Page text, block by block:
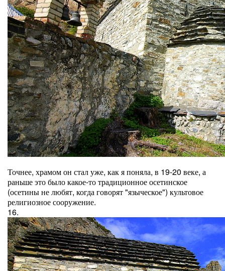
Точнее, храмом он стал уже, как я поняла, в 19-20 веке, а
раньше это было какое-то традиционное осетинское
(осетины не любят, когда говорят "языческое") культовое
религиозное сооружение.
16.